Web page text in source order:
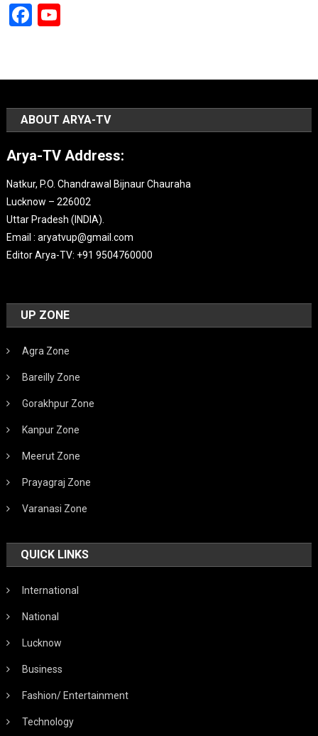
Facebook
YouTube
ABOUT ARYA-TV
Arya-TV Address:
Natkur, P.O. Chandrawal Bijnaur Chauraha
Lucknow – 226002
Uttar Pradesh (INDIA).
Email : aryatvup@gmail.com
Editor Arya-TV: +91 9504760000
UP ZONE
Agra Zone
Bareilly Zone
Gorakhpur Zone
Kanpur Zone
Meerut Zone
Prayagraj Zone
Varanasi Zone
QUICK LINKS
International
National
Lucknow
Business
Fashion/ Entertainment
Technology